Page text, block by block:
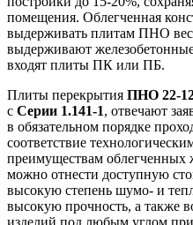
помещения. Облегченная
выдерживать плитам ПНО
выдерживают
входят плиты ПК или ПБ.
Плиты перекрытия ПНО 22-
с Серии 1.141-1, отвечают
в обязательном порядке
соответствие
преимуществам
можно отнести доступную
высокую степень шумо- и
высокую прочность, а также
изделий под любым углом